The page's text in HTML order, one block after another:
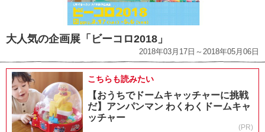
大人気の企画展「ビーコロ2018」
2018年03月17日～2018年05月06日
こちらも読みたい
【おうちでドームキャッチャーに挑戦
だ】アンパンマン わくわくドームキャ
ッチャー
(PR)